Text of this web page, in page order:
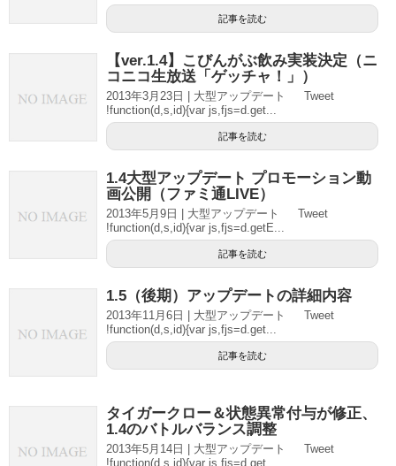
記事を読む
【ver.1.4】こびんがぶ飲み実装決定（ニ
コニコ生放送「ゲッチャ！」）
2013年3月23日 | 大型アップデート Tweet
!function(d,s,id){var js,fjs=d.get...
記事を読む
1.4大型アップデート プロモーション動
画公開（ファミ通LIVE）
2013年5月9日 | 大型アップデート Tweet
!function(d,s,id){var js,fjs=d.getE...
記事を読む
1.5（後期）アップデートの詳細内容
2013年11月6日 | 大型アップデート Tweet
!function(d,s,id){var js,fjs=d.get...
記事を読む
タイガークロー＆状態異常付与が修正、
1.4のバトルバランス調整
2013年5月14日 | 大型アップデート Tweet
!function(d,s,id){var js,fjs=d.get...